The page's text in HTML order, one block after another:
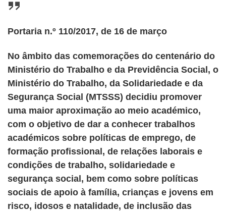
Portaria n.º 110/2017, de 16 de março
No âmbito das comemorações do centenário do
Ministério do Trabalho e da Previdência Social, o
Ministério do Trabalho, da Solidariedade e da
Segurança Social (MTSSS) decidiu promover
uma maior aproximação ao meio académico,
com o objetivo de dar a conhecer trabalhos
académicos sobre políticas de emprego, de
formação profissional, de relações laborais e
condições de trabalho, solidariedade e
segurança social, bem como sobre políticas
sociais de apoio à família, crianças e jovens em
risco, idosos e natalidade, de inclusão das